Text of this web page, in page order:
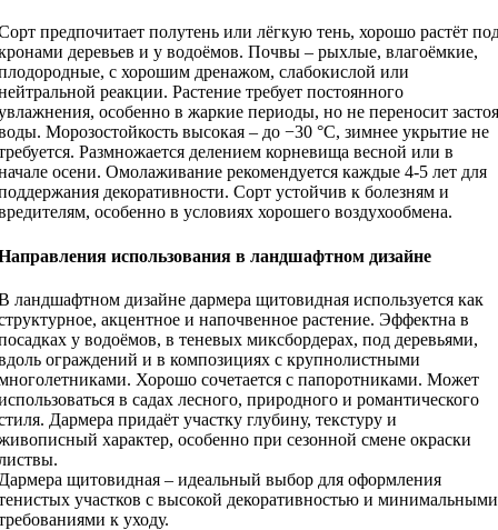
предпочитает полутень или лёгкую тень, хорошо растёт
деревьев и у водоёмов. Почвы – рыхлые, влагоёмкие,
с хорошим дренажом, слабокислой или
реакции. Растение требует постоянного
особенно в жаркие периоды, но не переносит застоя
Морозостойкость высокая – до −30 °C, зимнее укрытие не
Размножается делением корневища весной или в
осени. Омолаживание рекомендуется каждые 4-5 лет для
декоративности. Сорт устойчив к болезням и
особенно в условиях хорошего воздухообмена.
использования в ландшафтном дизайне
ландшафтном дизайне дармера щитовидная используется как
акцентное и напочвенное растение. Эффектна в
у водоёмов, в теневых миксбордерах, под деревьями,
ограждений и в композициях с крупнолистными
Хорошо сочетается с папоротниками. Может
в садах лесного, природного и романтического
Дармера придаёт участку глубину, текстуру и
характер, особенно при сезонной смене окраски
щитовидная – идеальный выбор для оформления
участков с высокой декоративностью и минимальными
к уходу.